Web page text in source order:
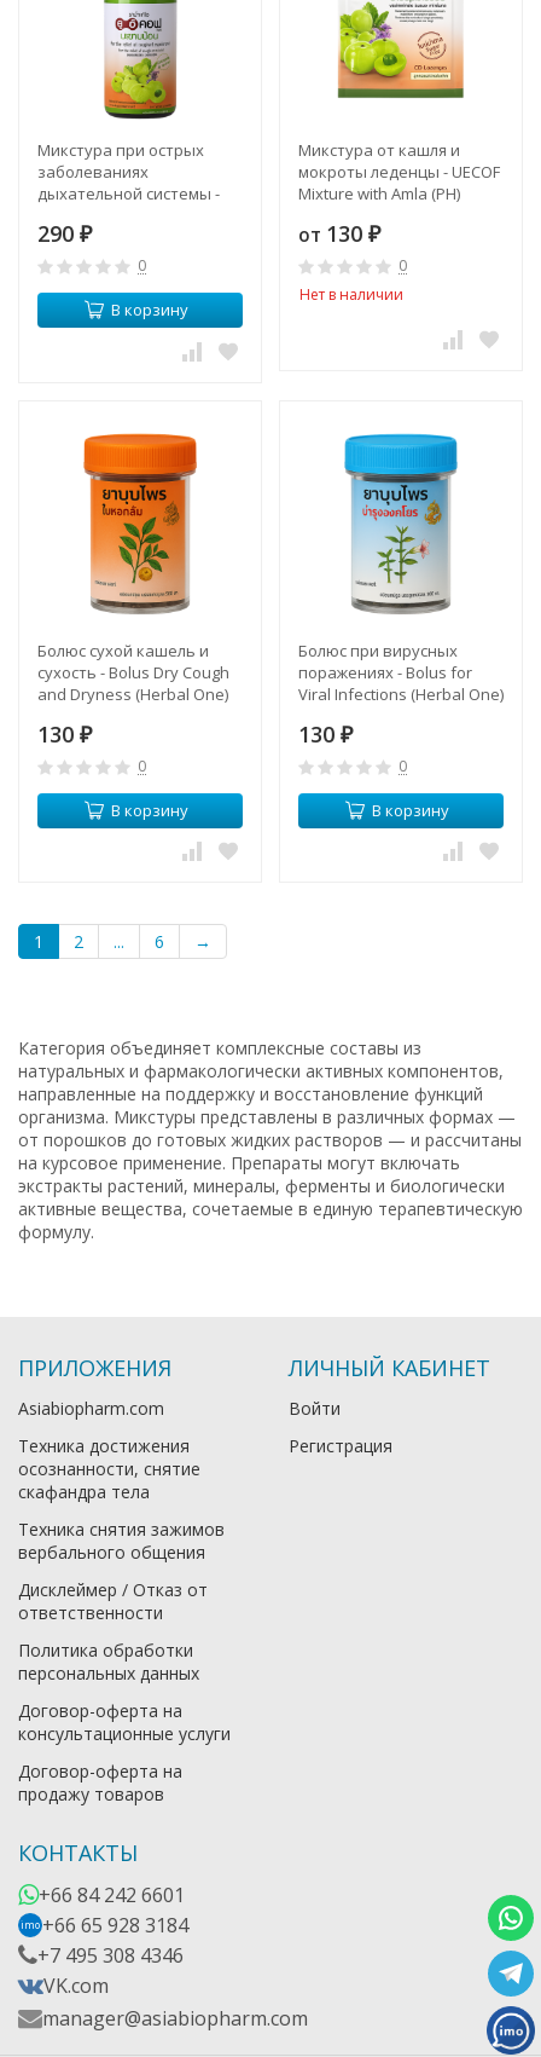
Микстура при острых
заболеваниях
дыхательной системы -
290 ₽
0
В корзину
Микстура от кашля и
мокроты леденцы - UECOF
Mixture with Amla (PH)
от 130 ₽
0
Нет в наличии
Болюс сухой кашель и
сухость - Bolus Dry Cough
and Dryness (Herbal One)
130 ₽
0
В корзину
Болюс при вирусных
поражениях - Bolus for
Viral Infections (Herbal One)
130 ₽
0
В корзину
1 2 ... 6 →
Категория объединяет комплексные составы из
натуральных и фармакологически активных компонентов,
направленные на поддержку и восстановление функций
организма. Микстуры представлены в различных формах —
от порошков до готовых жидких растворов — и рассчитаны
на курсовое применение. Препараты могут включать
экстракты растений, минералы, ферменты и биологически
активные вещества, сочетаемые в единую терапевтическую
формулу.
ПРИЛОЖЕНИЯ
Asiabiopharm.com
Техника достижения
осознанности, снятие
скафандра тела
Техника снятия зажимов
вербального общения
Дисклеймер / Отказ от
ответственности
Политика обработки
персональных данных
Договор-оферта на
консультационные услуги
Договор-оферта на
продажу товаров
ЛИЧНЫЙ КАБИНЕТ
Войти
Регистрация
КОНТАКТЫ
+66 84 242 6601
imo +66 65 928 3184
+7 495 308 4346
VK.com
manager@asiabiopharm.com